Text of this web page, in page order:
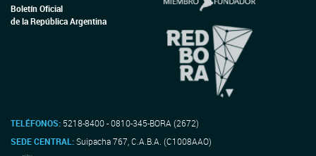
Boletín Oficial
de la República Argentina
TELÉFONOS: 5218-8400 - 0810-345-BORA (2672)
SEDE CENTRAL:Suipacha 767, C.A.B.A. (C1008AAO)